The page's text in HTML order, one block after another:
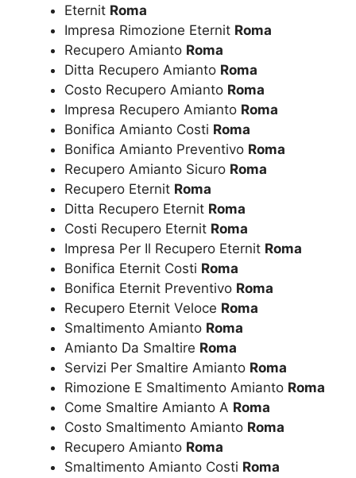
Eternit Roma
Impresa Rimozione Eternit Roma
Recupero Amianto Roma
Ditta Recupero Amianto Roma
Costo Recupero Amianto Roma
Impresa Recupero Amianto Roma
Bonifica Amianto Costi Roma
Bonifica Amianto Preventivo Roma
Recupero Amianto Sicuro Roma
Recupero Eternit Roma
Ditta Recupero Eternit Roma
Costi Recupero Eternit Roma
Impresa Per Il Recupero Eternit Roma
Bonifica Eternit Costi Roma
Bonifica Eternit Preventivo Roma
Recupero Eternit Veloce Roma
Smaltimento Amianto Roma
Amianto Da Smaltire Roma
Servizi Per Smaltire Amianto Roma
Rimozione E Smaltimento Amianto Roma
Come Smaltire Amianto A Roma
Costo Smaltimento Amianto Roma
Recupero Amianto Roma
Smaltimento Amianto Costi Roma